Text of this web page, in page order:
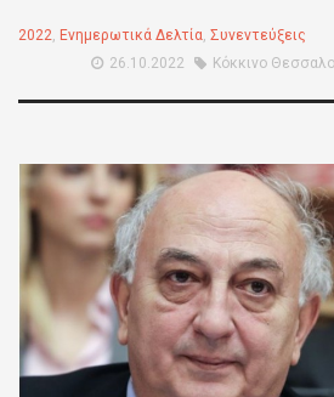
2022, Ενημερωτικά Δελτία, Συνεντεύξεις
26.10.2022
Κόκκινο